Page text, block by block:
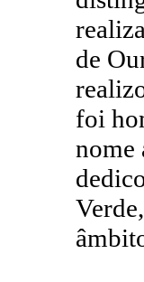
de
foi
nome